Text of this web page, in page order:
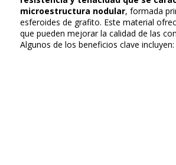
microestructura nodular, formada
esferoides de grafito. Este material
que pueden mejorar la calidad de las
Algunos de los beneficios clave incluyen: